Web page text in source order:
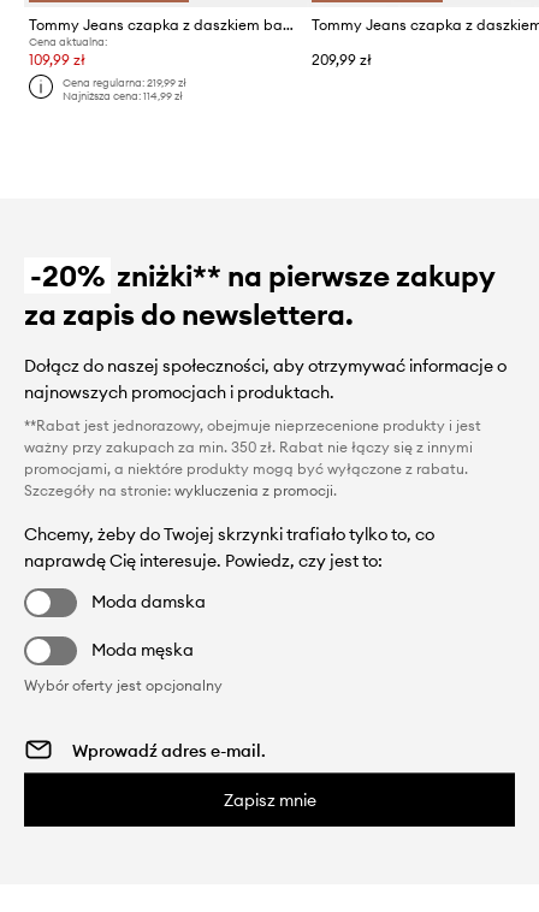
Tommy Jeans czapka z daszkiem bawełniana
Cena aktualna:
109,99 zł
Cena regularna:219,99 zł
Najniższa cena:114,99 zł
209,99 zł
-20% zniżki** na pierwsze zakupy
za zapis do newslettera.
Dołącz do naszej społeczności, aby otrzymywać informacje o
najnowszych promocjach i produktach.
**Rabat jest jednorazowy, obejmuje nieprzecenione produkty i jest
ważny przy zakupach za min. 350 zł. Rabat nie łączy się z innymi
promocjami, a niektóre produkty mogą być wyłączone z rabatu.
Szczegóły na stronie: wykluczenia z promocji.
Chcemy, żeby do Twojej skrzynki trafiało tylko to, co
naprawdę Cię interesuje. Powiedz, czy jest to:
Moda damska
Moda męska
Wybór oferty jest opcjonalny
Zapisz mnie